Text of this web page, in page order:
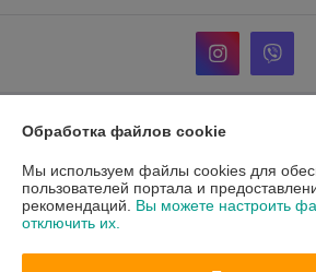
Информация для покупателя
Индивидуальный предприниматель:Кузнецов
Александрович
ул. Тикоцкого д2, кв52
Обработка файлов cookie
Мы используем файлы cookies для
пользователей портала и
рекомендаций. Вы можете настроить
отключить их.